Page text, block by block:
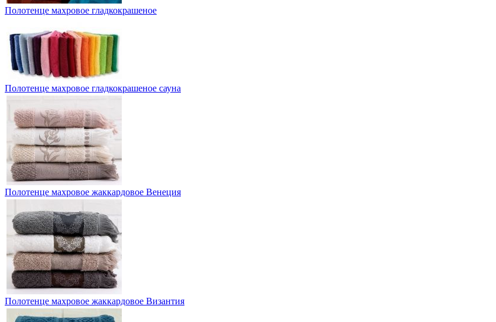
Полотенце махровое гладкокрашеное
Полотенце махровое гладкокрашеное сауна
Полотенце махровое жаккардовое Венеция
Полотенце махровое жаккардовое Византия